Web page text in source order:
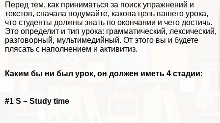
Перед тем, как приниматься за поиск упражнений и
текстов, сначала подумайте, какова цель вашего урока,
что студенты должны знать по окончании и чего достичь.
Это определит и тип урока: грамматический, лексический,
разговорный, мультимедийный. От этого вы и будете
плясать с наполнением и активитиз.
Каким бы ни был урок, он должен иметь 4 стадии:
#1 S – Study time